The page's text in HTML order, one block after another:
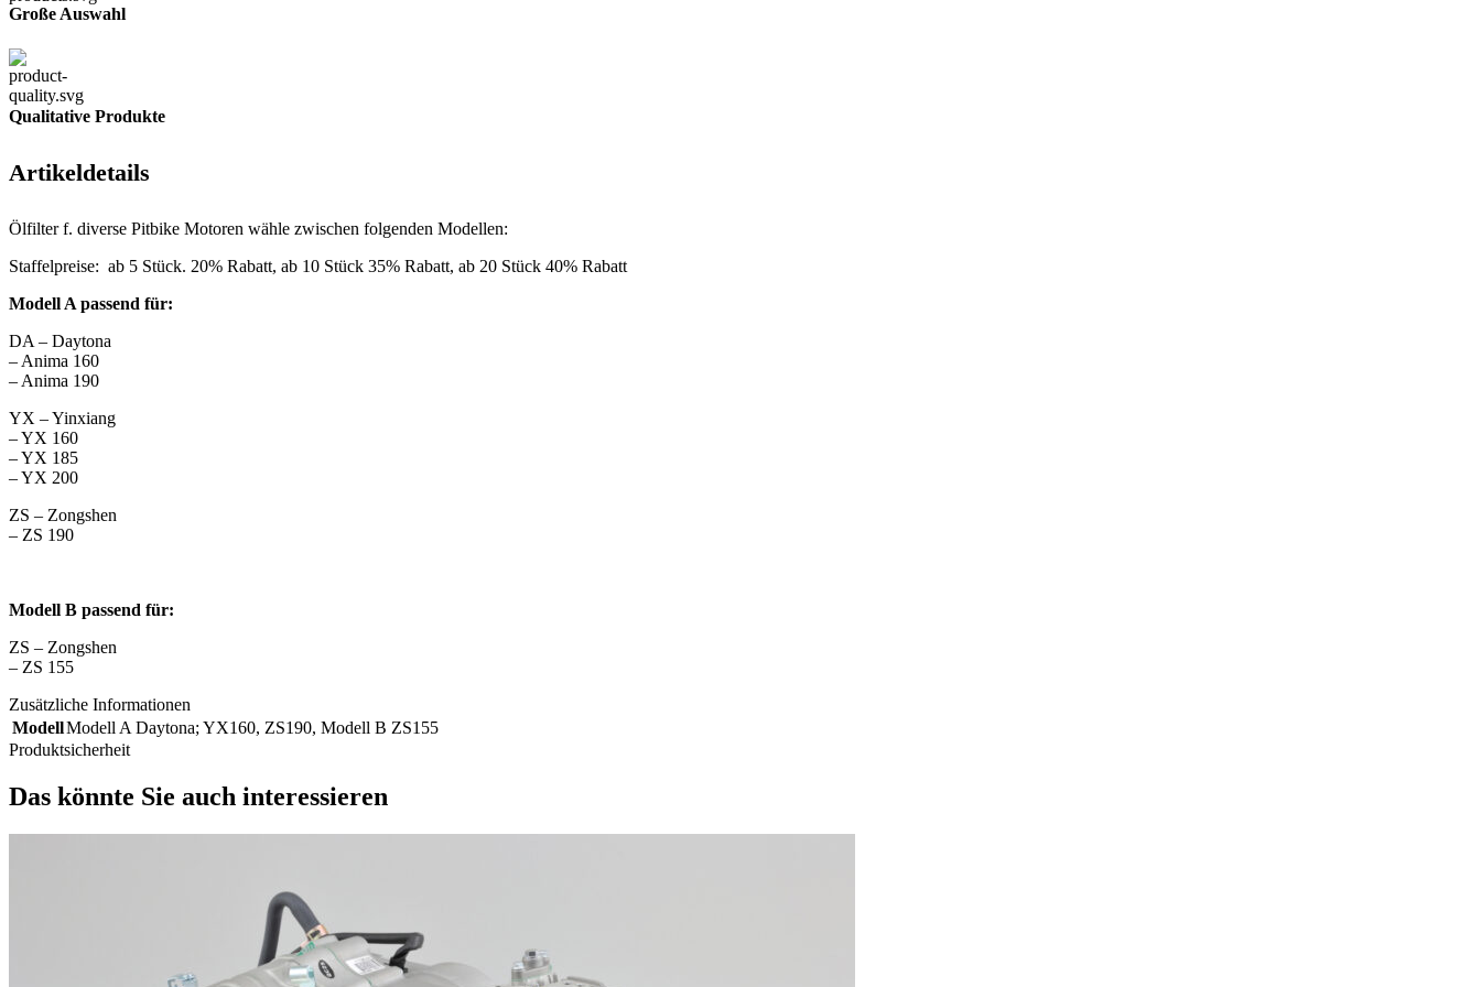
Große Auswahl
Qualitative Produkte
Artikeldetails
Ölfilter f. diverse Pitbike Motoren wähle zwischen folgenden Modellen:
Staffelpreise: ab 5 Stück. 20% Rabatt, ab 10 Stück 35% Rabatt, ab 20 Stück 40% Rabatt
Modell A passend für:
DA – Daytona
– Anima 160
– Anima 190
YX – Yinxiang
– YX 160
– YX 185
– YX 200
ZS – Zongshen
– ZS 190
Modell B passend für:
ZS – Zongshen
– ZS 155
Zusätzliche Informationen
ModellModell A Daytona; YX160, ZS190, Modell B ZS155
Produktsicherheit
Das könnte Sie auch interessieren